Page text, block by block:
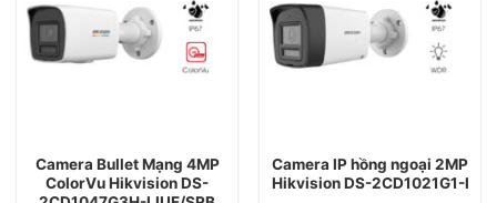
Camera Bullet Mạng 4MP
ColorVu Hikvision DS-
Camera IP hồng ngoại 2MP
Hikvision DS-2CD1021G1-I